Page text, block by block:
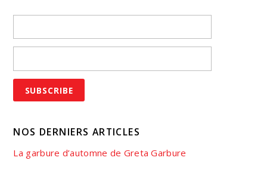
NOS DERNIERS ARTICLES
La garbure d’automne de Greta Garbure